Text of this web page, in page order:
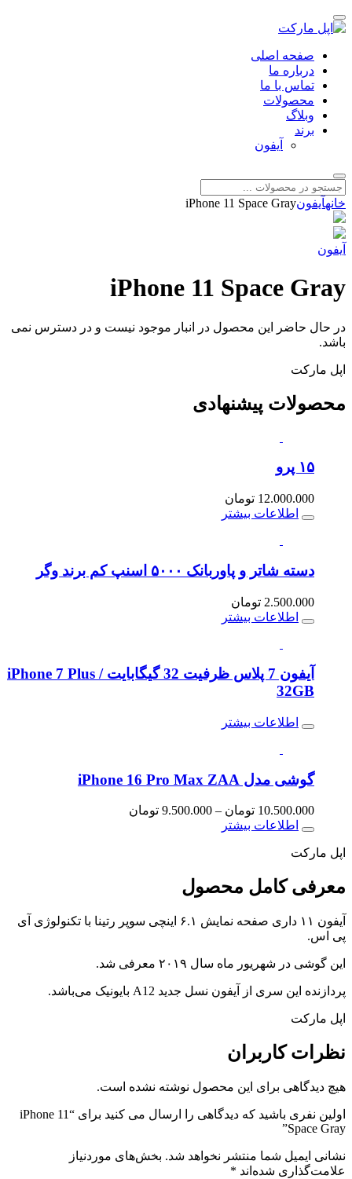
صفحه اصلی
درباره ما
تماس با ما
محصولات
وبلاگ
برند
آیفون
خانهآیفونiPhone 11 Space Gray
آیفون
iPhone 11 Space Gray
در حال حاضر این محصول در انبار موجود نیست و در دسترس نمی
باشد.
اپل مارکت
محصولات پیشنهادی
۱۵ پرو
12.000.000 تومان
اطلاعات بیشتر
دسته شاتر و پاوربانک ۵۰۰۰ اسنپ کم برند وگر
2.500.000 تومان
اطلاعات بیشتر
آیفون 7 پلاس ظرفیت 32 گیگابایت / iPhone 7 Plus
32GB
اطلاعات بیشتر
گوشی مدل iPhone 16 Pro Max ZAA
10.500.000 تومان –
9.500.000 تومان
اطلاعات بیشتر
اپل مارکت
معرفی کامل محصول
آیفون ۱۱ داری صفحه نمایش ۶.۱ اینچی سوپر رتینا با تکنولوژی آی
پی اس.
این گوشی در شهریور ماه سال ۲۰۱۹ معرفی شد.
پردازنده این سری از آیفون نسل جدید A12 بایونیک می‌باشد.
اپل مارکت
نظراتکاربران
هیچ دیدگاهی برای این محصول نوشته نشده است.
اولین نفری باشید که دیدگاهی را ارسال می کنید برای “iPhone 11
Space Gray”
نشانی ایمیل شما منتشر نخواهد شد. بخش‌های موردنیاز
علامت‌گذاری شده‌اند *